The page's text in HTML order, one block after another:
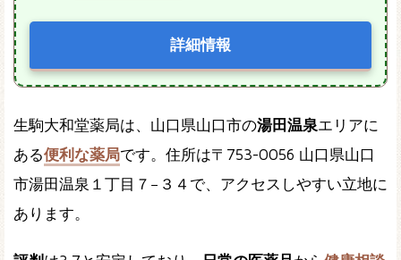
詳細情報
生駒大和堂薬局は、山口県山口市の湯田温泉エリアに
ある便利な薬局です。住所は〒753-0056 山口県山口
市湯田温泉１丁目７−３４で、アクセスしやすい立地に
あります。